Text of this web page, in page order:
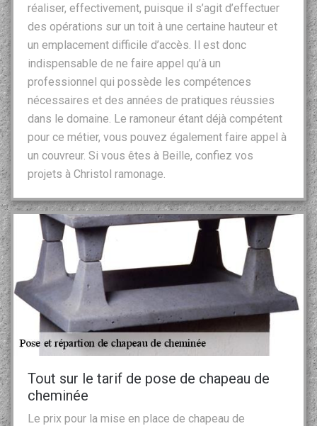
réaliser, effectivement, puisque il s’agit d’effectuer
des opérations sur un toit à une certaine hauteur et
un emplacement difficile d’accès. Il est donc
indispensable de ne faire appel qu’à un
professionnel qui possède les compétences
nécessaires et des années de pratiques réussies
dans le domaine. Le ramoneur étant déjà compétent
pour ce métier, vous pouvez également faire appel à
un couvreur. Si vous êtes à Beille, confiez vos
projets à Christol ramonage.
Tout sur le tarif de pose de chapeau de
cheminée
Le prix pour la mise en place de chapeau de